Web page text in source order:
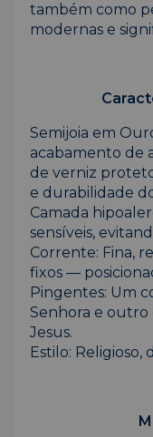
também como
modernas e
Semijoia em
acabamento de
de verniz
e durabilidade
Camada
sensíveis,
Corrente: Fina,
fixos —
Pingentes: Um
Senhora e outro
Jesus.
Estilo: Religioso,